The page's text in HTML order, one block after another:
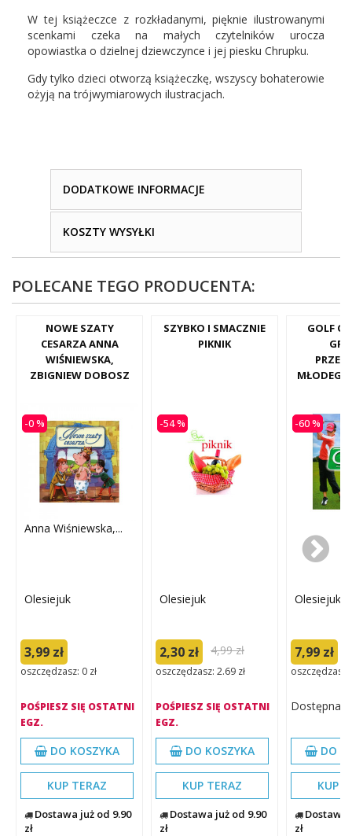
W tej książeczce z rozkładanymi, pięknie ilustrowanymi
scenkami czeka na małych czytelników urocza
opowiastka o dzielnej dziewczynce i jej piesku Chrupku.
Gdy tylko dzieci otworzą książeczkę, wszyscy bohaterowie
ożyją na trójwymiarowych ilustracjach.
DODATKOWE INFORMACJE
KOSZTY WYSYŁKI
POLECANE TEGO PRODUCENTA:
NOWE SZATY
CESARZA ANNA
WIŚNIEWSKA,
ZBIGNIEW DOBOSZ
-0 %
Anna Wiśniewska,...
Olesiejuk
3,99 zł
oszczędzasz: 0 zł
POŚPIESZ SIĘ OSTATNI
EGZ.
DO KOSZYKA
KUP TERAZ
Dostawa już od 9.90
zł
SZYBKO I SMACZNIE
PIKNIK
-54 %
Olesiejuk
2,30 zł 4,99 zł
oszczędzasz: 2.69 zł
POŚPIESZ SIĘ OSTATNI
EGZ.
DO KOSZYKA
KUP TERAZ
Dostawa już od 9.90
zł
GOLF
-60 %
Olesiejuk
7,99 zł
oszczędzasz:
Dostępna
DO
KUP
Dostawa
zł